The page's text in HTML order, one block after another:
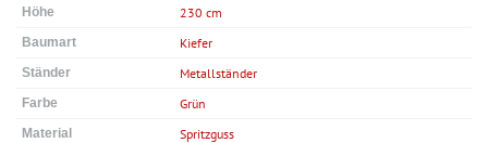
Höhe 230 cm
Baumart Kiefer
Ständer Metallständer
Farbe Grün
Material Spritzguss